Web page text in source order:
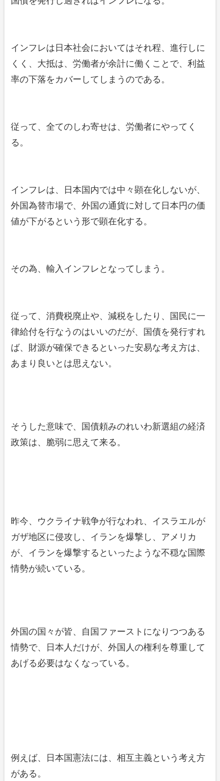
インフレは日本社会においてはそれ程、進行しに
くく、大抵は、労働者が余計に働くことで、利益
率の下落をカバーしてしまうのである。
従って、全てのしわ寄せは、労働者にやってく
る。
インフレは、日本国内では中々顕在化しないが、
外国為替市場で、外国の通貨に対して日本円の価
値が下がるという形で顕在化する。
その為、輸入インフレとなってしまう。
従って、消費税廃止や、減税をしたり、国民に一
律給付を行なうのはいいのだが、国債を発行すれ
ば、財源が確保できるといった安易な考え方は、
あまり良いとは思えない。
そうした意味で、国債頼みのれいわ新選組の経済
政策は、脆弱に思えて来る。
昨今、ウクライナ戦争が行なわれ、イスラエルが
ガザ地区に侵攻し、イランを爆撃し、アメリカ
が、イランを爆撃するといったような不穏な国際
情勢が続いている。
外国の国々が皆、自国ファーストになりつつある
情勢で、日本人だけが、外国人の権利を尊重して
あげる必要はなくなっている。
例えば、日本国憲法には、相互主義という考え方
がある。